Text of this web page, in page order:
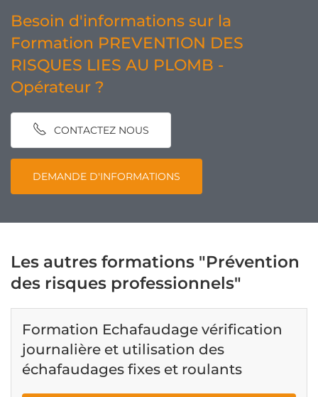
Besoin d'informations sur la
Formation PREVENTION DES
RISQUES LIES AU PLOMB -
Opérateur ?
CONTACTEZ NOUS
DEMANDE D'INFORMATIONS
Les autres formations "Prévention
des risques professionnels"
Formation Echafaudage vérification
journalière et utilisation des
échafaudages fixes et roulants